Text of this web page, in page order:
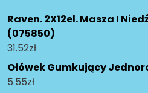
Raven. 2X12el. Masza I
(075850)
31.52zł
Ołówek Gumkujący
5.55zł